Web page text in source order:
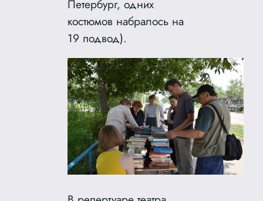
Петербург, одних
костюмов набралось на
19 подвод).